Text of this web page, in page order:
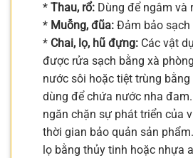
* Thau, rổ: Dùng để ngâm và
* Muỗng, đũa: Đảm bảo sạch
* Chai, lọ, hũ đựng: Các vật
được rửa sạch bằng xà
nước sôi hoặc tiệt trùng
dùng để chứa nước nha
ngăn chặn sự phát triển của
thời gian bảo quản sản
lọ bằng thủy tinh hoặc nhựa